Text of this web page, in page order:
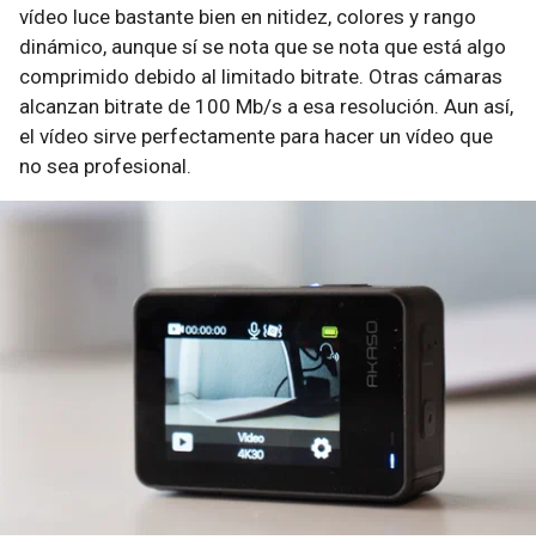
vídeo luce bastante bien en nitidez, colores y rango
dinámico, aunque sí se nota que se nota que está algo
comprimido debido al limitado bitrate. Otras cámaras
alcanzan bitrate de 100 Mb/s a esa resolución. Aun así,
el vídeo sirve perfectamente para hacer un vídeo que
no sea profesional.